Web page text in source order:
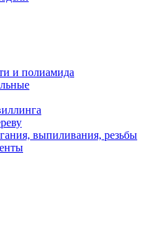
и полиамида
выпиливания, резьбы